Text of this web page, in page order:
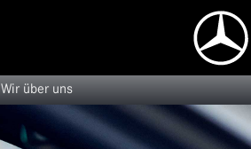
Wir über uns